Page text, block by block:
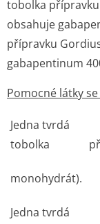
tobolka přípravku
obsahuje
přípravku
gabapentinum
Pomocné látky
Jedna tvrdá
tobolka
monohydrát).
Jedna tvrdá